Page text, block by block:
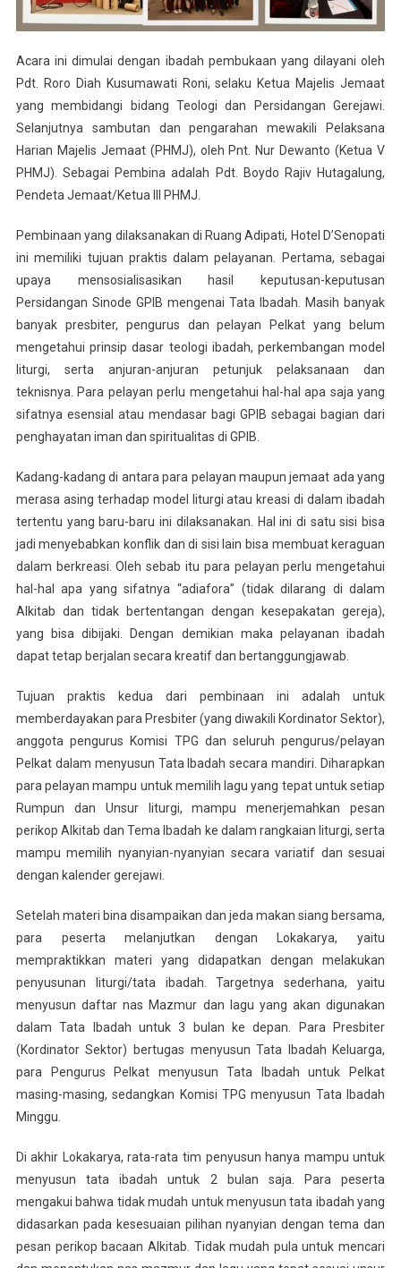
Acara ini dimulai dengan ibadah pembukaan yang dilayani oleh
Pdt. Roro Diah Kusumawati Roni, selaku Ketua Majelis Jemaat
yang membidangi bidang Teologi dan Persidangan Gerejawi.
Selanjutnya sambutan dan pengarahan mewakili Pelaksana
Harian Majelis Jemaat (PHMJ), oleh Pnt. Nur Dewanto (Ketua V
PHMJ). Sebagai Pembina adalah Pdt. Boydo Rajiv Hutagalung,
Pendeta Jemaat/Ketua III PHMJ.
Pembinaan yang dilaksanakan di Ruang Adipati, Hotel D’Senopati
ini memiliki tujuan praktis dalam pelayanan. Pertama, sebagai
upaya mensosialisasikan hasil keputusan-keputusan
Persidangan Sinode GPIB mengenai Tata Ibadah. Masih banyak
banyak presbiter, pengurus dan pelayan Pelkat yang belum
mengetahui prinsip dasar teologi ibadah, perkembangan model
liturgi, serta anjuran-anjuran petunjuk pelaksanaan dan
teknisnya. Para pelayan perlu mengetahui hal-hal apa saja yang
sifatnya esensial atau mendasar bagi GPIB sebagai bagian dari
penghayatan iman dan spiritualitas di GPIB.
Kadang-kadang di antara para pelayan maupun jemaat ada yang
merasa asing terhadap model liturgi atau kreasi di dalam ibadah
tertentu yang baru-baru ini dilaksanakan. Hal ini di satu sisi bisa
jadi menyebabkan konflik dan di sisi lain bisa membuat keraguan
dalam berkreasi. Oleh sebab itu para pelayan perlu mengetahui
hal-hal apa yang sifatnya “adiafora” (tidak dilarang di dalam
Alkitab dan tidak bertentangan dengan kesepakatan gereja),
yang bisa dibijaki. Dengan demikian maka pelayanan ibadah
dapat tetap berjalan secara kreatif dan bertanggungjawab.
Tujuan praktis kedua dari pembinaan ini adalah untuk
memberdayakan para Presbiter (yang diwakili Kordinator Sektor),
anggota pengurus Komisi TPG dan seluruh pengurus/pelayan
Pelkat dalam menyusun Tata Ibadah secara mandiri. Diharapkan
para pelayan mampu untuk memilih lagu yang tepat untuk setiap
Rumpun dan Unsur liturgi, mampu menerjemahkan pesan
perikop Alkitab dan Tema Ibadah ke dalam rangkaian liturgi, serta
mampu memilih nyanyian-nyanyian secara variatif dan sesuai
dengan kalender gerejawi.
Setelah materi bina disampaikan dan jeda makan siang bersama,
para peserta melanjutkan dengan Lokakarya, yaitu
mempraktikkan materi yang didapatkan dengan melakukan
penyusunan liturgi/tata ibadah. Targetnya sederhana, yaitu
menyusun daftar nas Mazmur dan lagu yang akan digunakan
dalam Tata Ibadah untuk 3 bulan ke depan. Para Presbiter
(Kordinator Sektor) bertugas menyusun Tata Ibadah Keluarga,
para Pengurus Pelkat menyusun Tata Ibadah untuk Pelkat
masing-masing, sedangkan Komisi TPG menyusun Tata Ibadah
Minggu.
Di akhir Lokakarya, rata-rata tim penyusun hanya mampu untuk
menyusun tata ibadah untuk 2 bulan saja. Para peserta
mengakui bahwa tidak mudah untuk menyusun tata ibadah yang
didasarkan pada kesesuaian pilihan nyanyian dengan tema dan
pesan perikop bacaan Alkitab. Tidak mudah pula untuk mencari